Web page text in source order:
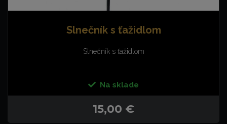
Slnečník s ťažidlom
Slnečník s ťažidlom
Na sklade
15,00 €